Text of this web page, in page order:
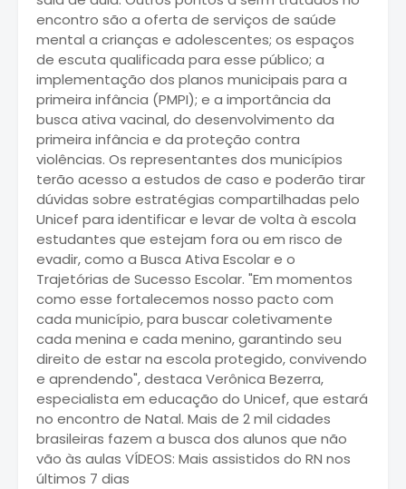
encontro são a oferta de serviços de saúde
mental a crianças e adolescentes; os espaços
de escuta qualificada para esse público; a
implementação dos planos municipais para a
primeira infância (PMPI); e a importância da
busca ativa vacinal, do desenvolvimento da
primeira infância e da proteção contra
violências. Os representantes dos municípios
terão acesso a estudos de caso e poderão tirar
dúvidas sobre estratégias compartilhadas pelo
Unicef para identificar e levar de volta à escola
estudantes que estejam fora ou em risco de
evadir, como a Busca Ativa Escolar e o
Trajetórias de Sucesso Escolar. "Em momentos
como esse fortalecemos nosso pacto com
cada município, para buscar coletivamente
cada menina e cada menino, garantindo seu
direito de estar na escola protegido, convivendo
e aprendendo", destaca Verônica Bezerra,
especialista em educação do Unicef, que estará
no encontro de Natal. Mais de 2 mil cidades
brasileiras fazem a busca dos alunos que não
vão às aulas VÍDEOS: Mais assistidos do RN nos
últimos 7 dias